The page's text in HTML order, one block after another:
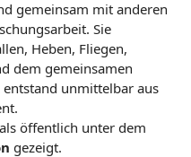
gemeinsam mit anderen
Sie
Heben, Fliegen,
dem gemeinsamen
entstand unmittelbar aus
öffentlich unter dem
gezeigt.